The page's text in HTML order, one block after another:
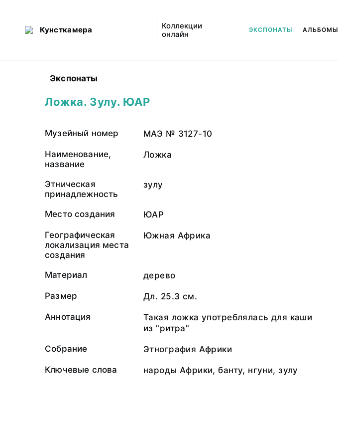
Кунсткамера
Коллекции
онлайн
ЭКСПОНАТЫ АЛЬБОМЫ
Экспонаты
Ложка. Зулу. ЮАР
Музейный номер МАЭ № 3127-10
Наименование,
название
Ложка
Этническая
принадлежность
зулу
Место создания ЮАР
Географическая
локализация места
создания
Южная Африка
Материал дерево
Размер Дл. 25.3 см.
Аннотация
Такая ложка употреблялась для каши
из "ритра"
Собрание Этнография Африки
Ключевые слова народы Африки, банту, нгуни, зулу